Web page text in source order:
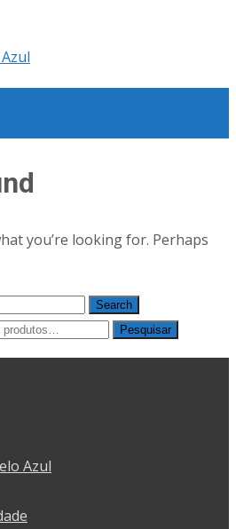
you’re looking for. Perhaps
Pesquisar
Azul